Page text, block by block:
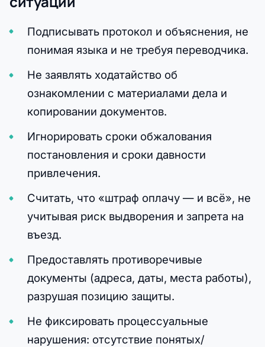
Подписывать протокол и объяснения, не
понимая языка и не требуя переводчика.
Не заявлять ходатайство об
ознакомлении с материалами дела и
копировании документов.
Игнорировать сроки обжалования
постановления и сроки давности
привлечения.
Считать, что «штраф оплачу — и всё», не
учитывая риск выдворения и запрета на
въезд.
Предоставлять противоречивые
документы (адреса, даты, места работы),
разрушая позицию защиты.
Не фиксировать процессуальные
нарушения: отсутствие понятых/